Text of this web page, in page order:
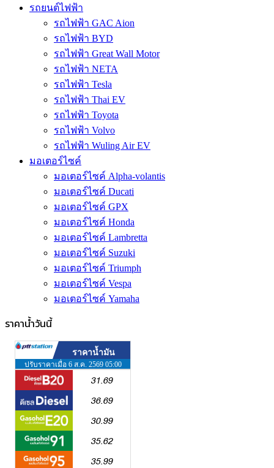
รถยนต์ไฟฟ้า
รถไฟฟ้า GAC Aion
รถไฟฟ้า BYD
รถไฟฟ้า Great Wall Motor
รถไฟฟ้า NETA
รถไฟฟ้า Tesla
รถไฟฟ้า Thai EV
รถไฟฟ้า Toyota
รถไฟฟ้า Volvo
รถไฟฟ้า Wuling Air EV
มอเตอร์ไซค์
มอเตอร์ไซค์ Alpha-volantis
มอเตอร์ไซค์ Ducati
มอเตอร์ไซค์ GPX
มอเตอร์ไซค์ Honda
มอเตอร์ไซค์ Lambretta
มอเตอร์ไซค์ Suzuki
มอเตอร์ไซค์ Triumph
มอเตอร์ไซค์ Vespa
มอเตอร์ไซค์ Yamaha
ราคาน้ำวันนี้